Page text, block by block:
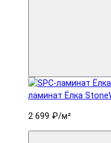
ламинат Ëлка
2 699 ₽/м²